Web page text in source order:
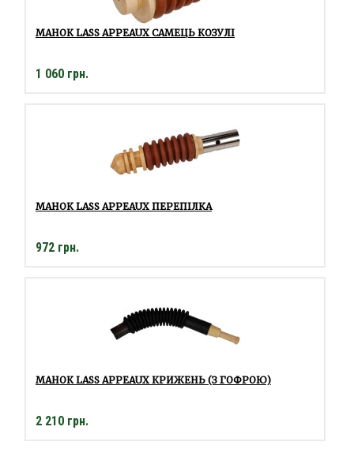
МАНОК LASS APPEAUX САМЕЦЬ КОЗУЛІ
1 060 грн.
МАНОК LASS APPEAUX ПЕРЕПІЛКА
972 грн.
МАНОК LASS APPEAUX КРИЖЕНЬ (З ГОФРОЮ)
2 210 грн.